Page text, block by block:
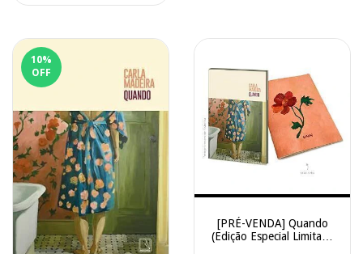
10%
OFF
[PRÉ-VENDA] Quando
(Edição Especial Limitada